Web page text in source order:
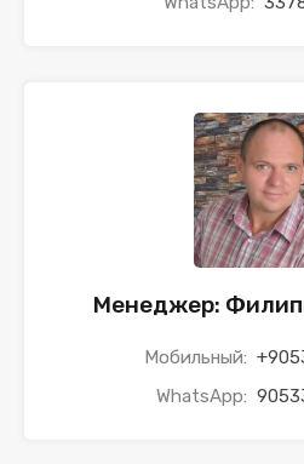
Менеджер:
Мобильный:
WhatsApp: